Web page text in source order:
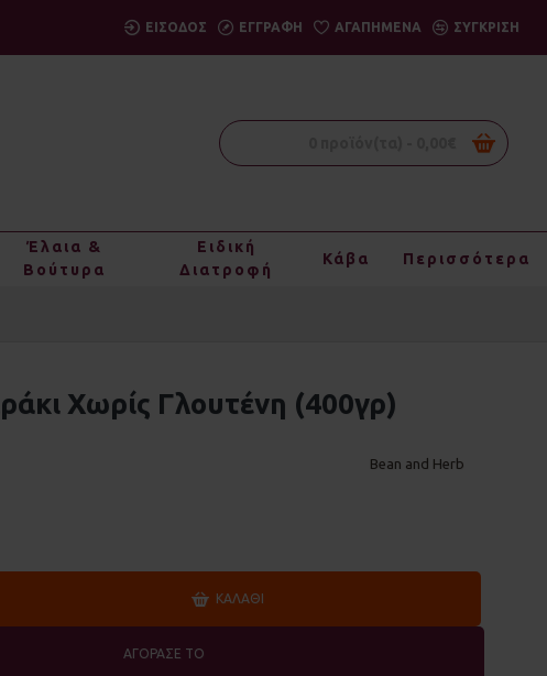
ΕΙΣΟΔΟΣ ΕΓΓΡΑΦΗ ΑΓΑΠΗΜΈΝΑ ΣΎΓΚΡΙΣΗ
Έλαια &
Βούτυρα
Ειδική
Διατροφή
Κάβα Περισσότερα
Χωρίς Γλουτένη (400γρ)
Bean and Herb
ΚΑΛΆΘΙ
ΑΓΟΡΑΣΕ ΤΟ